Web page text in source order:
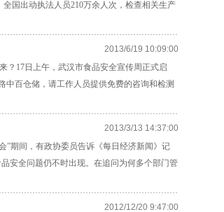
国出动执法人员210万余人次，检查相关生产
2013/6/19 10:09:00
17日上午，武汉市食品安全宣传周正式启
中百仓储，请工作人员提供免费的咨询和检测
2013/3/13 14:37:00
间，有政协委员告诉《每日经济新闻》记
全问题仍不时出现。在追问为何多个部门管
2012/12/20 9:47:00